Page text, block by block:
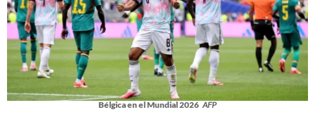
Bélgica en el Mundial 2026 AFP